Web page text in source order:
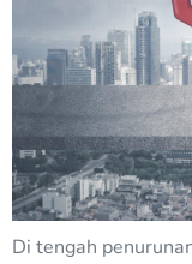
Di tengah